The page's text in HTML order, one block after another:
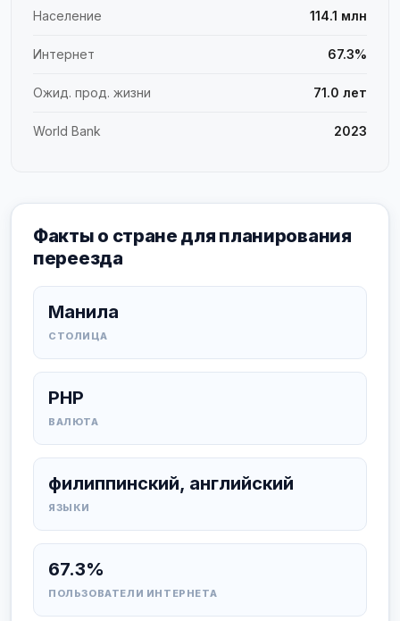
Население 114.1 млн
Интернет 67.3%
Ожид. прод. жизни 71.0 лет
World Bank 2023
Факты о стране для планирования
переезда
Манила
СТОЛИЦА
PHP
ВАЛЮТА
филиппинский, английский
ЯЗЫКИ
67.3%
ПОЛЬЗОВАТЕЛИ ИНТЕРНЕТА